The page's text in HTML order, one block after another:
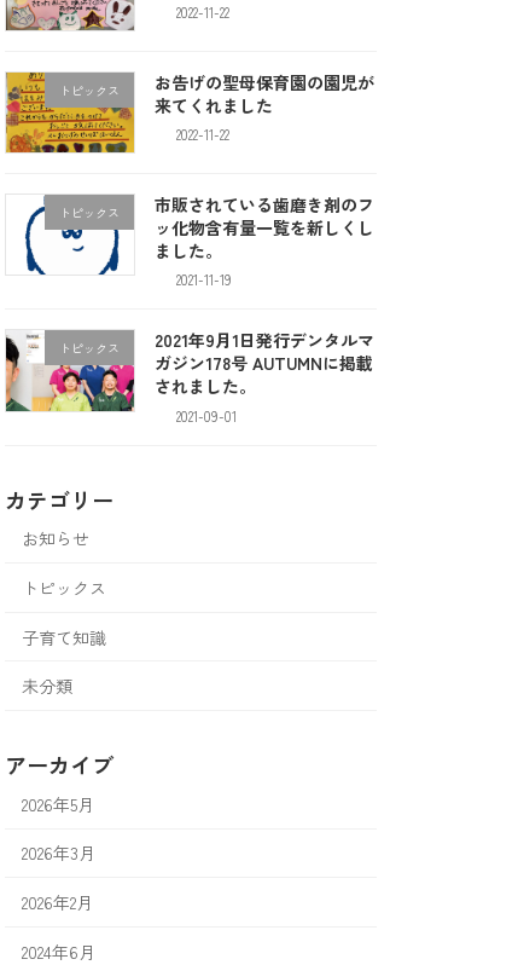
2022-11-22
トピックス
お告げの聖母保育園の園児が
来てくれました
2022-11-22
トピックス
市販されている歯磨き剤のフ
ッ化物含有量一覧を新しくし
ました。
2021-11-19
トピックス
2021年9月1日発行デンタルマ
ガジン178号 AUTUMNに掲載
されました。
2021-09-01
カテゴリー
お知らせ
トピックス
子育て知識
未分類
アーカイブ
2026年5月
2026年3月
2026年2月
2024年6月